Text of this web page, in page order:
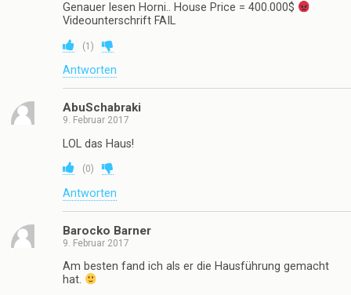
Genauer lesen Horni.. House Price = 400.000$
Videounterschrift FAIL
(1 )
Antworten
AbuSchabraki
9. Februar 2017
LOL das Haus!
(0)
Antworten
Barocko Barner
9. Februar 2017
Am besten fand ich als er die Hausführung gemacht
hat.